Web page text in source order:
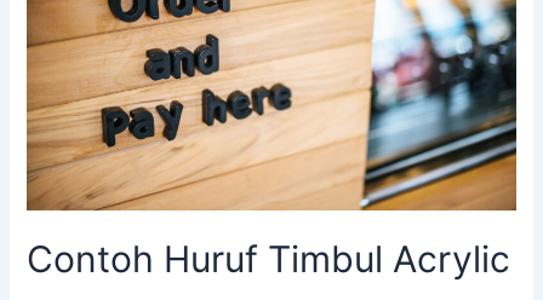
Contoh Huruf Timbul Acrylic